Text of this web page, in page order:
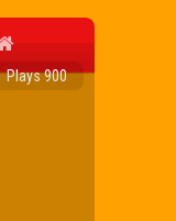
Plays 900